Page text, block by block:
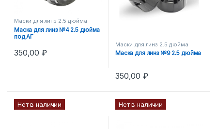
Маски для линз 2.5 дюйма
Маска для линз №4 2.5 дюйма
под АГ
350,00₽
Маски для линз 2.5 дюйма
Маска для линз №9 2.5 дюйма
350,00₽
Нет в наличии Нет в наличии